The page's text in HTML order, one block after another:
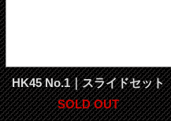
HK45 No.1｜スライドセット
SOLD OUT